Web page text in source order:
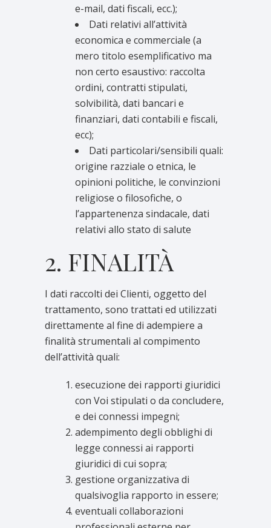
e-mail, dati fiscali, ecc.);
Dati relativi all’attività
economica e commerciale (a
mero titolo esemplificativo ma
non certo esaustivo: raccolta
ordini, contratti stipulati,
solvibilità, dati bancari e
finanziari, dati contabili e fiscali,
ecc);
Dati particolari/sensibili quali:
origine razziale o etnica, le
opinioni politiche, le convinzioni
religiose o filosofiche, o
l’appartenenza sindacale, dati
relativi allo stato di salute
2. FINALITÀ
I dati raccolti dei Clienti, oggetto del
trattamento, sono trattati ed utilizzati
direttamente al fine di adempiere a
finalità strumentali al compimento
dell’attività quali:
esecuzione dei rapporti giuridici
con Voi stipulati o da concludere,
e dei connessi impegni;
adempimento degli obblighi di
legge connessi ai rapporti
giuridici di cui sopra;
gestione organizzativa di
qualsivoglia rapporto in essere;
eventuali collaborazioni